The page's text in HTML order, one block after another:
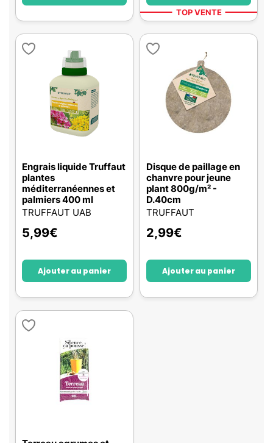
TOP VENTE
Engrais liquide Truffaut
plantes
méditerranéennes et
palmiers 400 ml
TRUFFAUT UAB
5,99€
Ajouter au panier
Disque de paillage en
chanvre pour jeune
plant 800g/m² -
D.40cm
TRUFFAUT
2,99€
Ajouter au panier